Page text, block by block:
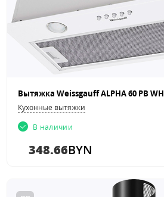
Вытяжка Weissgauff ALPHA 60 PB WH
Кухонные вытяжки
В наличии
348.66BYN